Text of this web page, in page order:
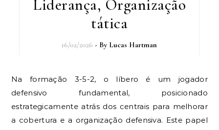
Liderança, Organização
tática
16/02/2026 - By Lucas Hartman
Na formação 3-5-2, o líbero é um jogador
defensivo fundamental, posicionado
estrategicamente atrás dos centrais para melhorar
a cobertura e a organização defensiva. Este papel